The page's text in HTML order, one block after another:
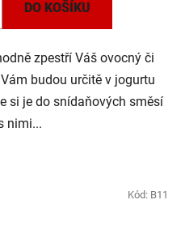
DO KOŠÍKU
zpestří Váš ovocný či
budou určitě v jogurtu
si je do snídaňových směsí
nimi...
Kód: B11